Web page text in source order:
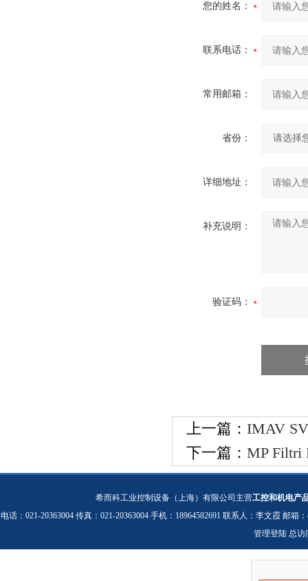
您的姓名：
联系电话：
常用邮箱：
省份：
详细地址：
补充说明：
验证码：
上一篇： IMAV
下一篇： MP Filtri
希而科工业控制设备（上海）有限公司主营工控和机电产
电话：021-20363004 传真：021-20363004 手机：18964582691 联系人：李文霞 邮箱：
管理登陆 总访